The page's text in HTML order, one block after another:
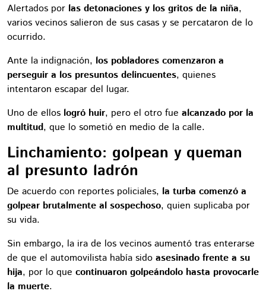
Alertados por las detonaciones y los gritos de la niña,
varios vecinos salieron de sus casas y se percataron de lo
ocurrido.
Ante la indignación, los pobladores comenzaron a
perseguir a los presuntos delincuentes, quienes
intentaron escapar del lugar.
Uno de ellos logró huir, pero el otro fue alcanzado por la
multitud, que lo sometió en medio de la calle.
Linchamiento: golpean y queman
al presunto ladrón
De acuerdo con reportes policiales, la turba comenzó a
golpear brutalmente al sospechoso, quien suplicaba por
su vida.
Sin embargo, la ira de los vecinos aumentó tras enterarse
de que el automovilista había sido asesinado frente a su
hija, por lo que continuaron golpeándolo hasta provocarle
la muerte.